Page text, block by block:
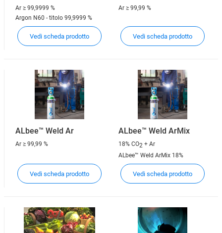
Ar ≥ 99,9999 %
Argon N60 - titolo 99,9999 %
Vedi scheda prodotto
Ar ≥ 99,99 %
Vedi scheda prodotto
ALbee™ Weld Ar
Ar ≥ 99,99 %
Vedi scheda prodotto
ALbee™ Weld ArMix
18% CO2 + Ar
ALbee™ Weld ArMix 18%
Vedi scheda prodotto